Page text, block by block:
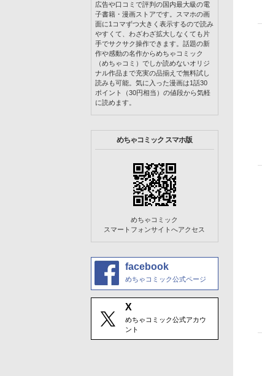
広告や口コミで評判の国内最大級の電
子書籍・漫画ストアです。スマホの画
面に1コマずつ大きく表示するので読み
やすくて、わざわざ拡大しなくても片
手でサクサク操作できます。話題の新
作や感動の名作からめちゃコミック
（めちゃコミ）でしか読めないオリジ
ナル作品まで充実の品揃えで無料試し
読みも可能。気に入った漫画は1話30
ポイント（30円相当）の値段から気軽
に読めます。
めちゃコミック スマホ版
めちゃコミック
スマートフォンサイトへアクセス
facebook
めちゃコミック公式ページ
X
めちゃコミック公式アカウ
ント